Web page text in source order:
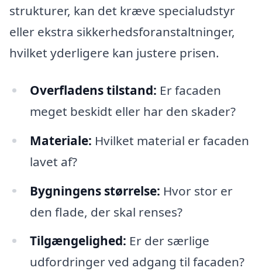
strukturer, kan det kræve specialudstyr
eller ekstra sikkerhedsforanstaltninger,
hvilket yderligere kan justere prisen.
Overfladens tilstand: Er facaden
meget beskidt eller har den skader?
Materiale: Hvilket material er facaden
lavet af?
Bygningens størrelse: Hvor stor er
den flade, der skal renses?
Tilgængelighed: Er der særlige
udfordringer ved adgang til facaden?